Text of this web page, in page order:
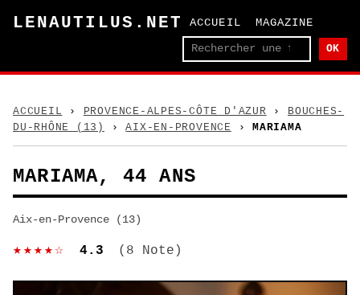
LENAUTILUS.NET ACCUEIL MAGAZINE
OK
ACCUEIL › PROVENCE-ALPES-CÔTE D'AZUR ›
BOUCHES-
DU-RHÔNE (13)
›AIX-EN-PROVENCE › MARIAMA
MARIAMA, 44 ANS
Aix-en-Provence (13)
★★★★☆ 4.3 (8 Note)